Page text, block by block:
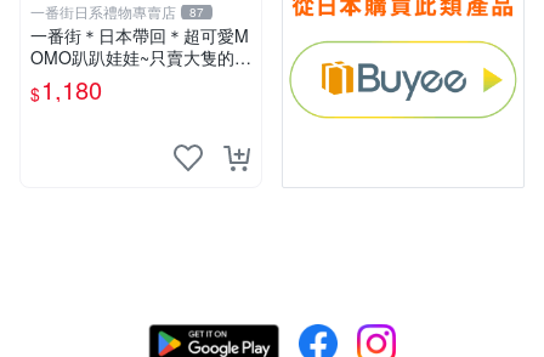
一番街日系禮物專賣店 87
一番街＊日本帶回＊超可愛M
OMO趴趴娃娃~只賣大隻的1
號~單隻價～生日禮物
$1,180